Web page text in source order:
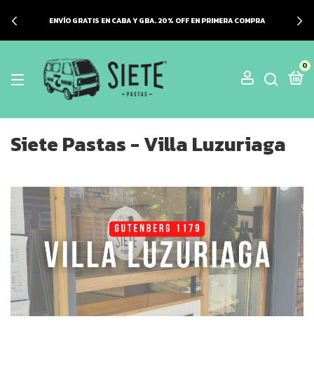
ENVÍO GRATIS EN CABA Y GBA. 20% OFF EN PRIMERA COMPRA
0
Siete Pastas - Villa Luzuriaga